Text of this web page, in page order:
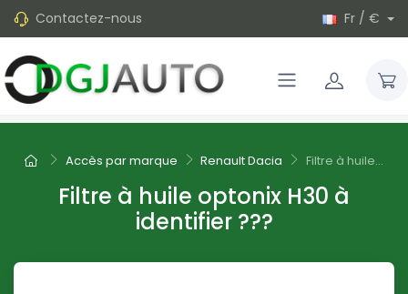
Contactez-nous Fr / €
Accès par marque Renault Dacia Filtre à huile...
Filtre à huile optonix H30 à
identifier ???